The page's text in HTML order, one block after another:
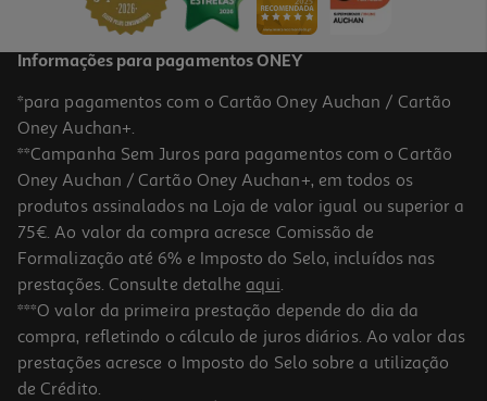
4.0
Sandes De Panado De Frango Sabores Auchan Un
3.49 €/un
3,49 €
Informações para pagamentos ONEY
*para pagamentos com o Cartão Oney Auchan / Cartão
Oney Auchan+.
**Campanha Sem Juros para pagamentos com o Cartão
Oney Auchan / Cartão Oney Auchan+, em todos os
produtos assinalados na Loja de valor igual ou superior a
75€. Ao valor da compra acresce Comissão de
Formalização até 6% e Imposto do Selo, incluídos nas
prestações. Consulte detalhe aqui.
***O valor da primeira prestação depende do dia da
compra, refletindo o cálculo de juros diários. Ao valor das
prestações acresce o Imposto do Selo sobre a utilização
de Crédito.